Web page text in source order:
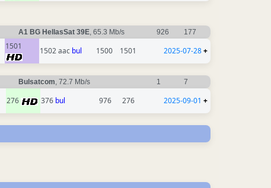
A1 BG HellasSat 39E, 65.3 Mb/s 926 177
1501 1502 aac bul 1500 1501 2025-07-28+
Bulsatcom, 72.7 Mb/s 1 7
276 376 bul 976 276 2025-09-01 +